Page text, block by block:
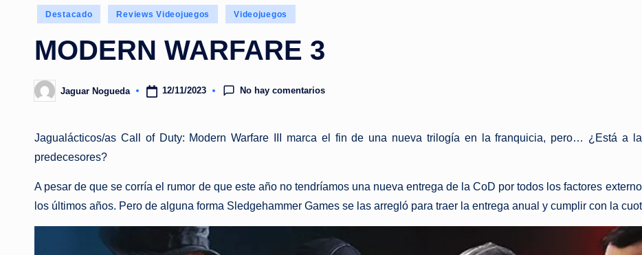
Publicado
Destacado Reviews Videojuegos Videojuegos
MODERN WARFARE 3
Publicado
por
Jaguar Nogueda 12/11/2023 No hay comentarios
Jagualácticos/as Call of Duty: Modern Warfare III marca el fin de una nueva trilogía en la franquicia, pero… ¿Está a
predecesores?
A pesar de que se corría el rumor de que este año no tendríamos una nueva entrega de la CoD por todos los factores
los últimos años. Pero de alguna forma Sledgehammer Games se las arregló para traer la entrega anual y cumplir con la